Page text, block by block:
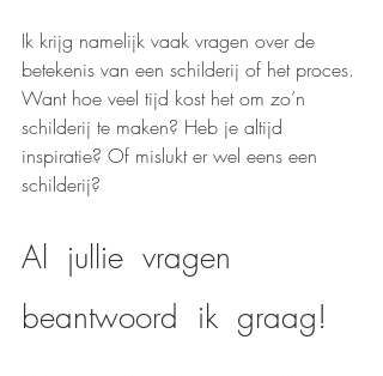
Ik krijg namelijk vaak vragen over de
betekenis van een schilderij of het proces.
Want hoe veel tijd kost het om zo’n
schilderij te maken? Heb je altijd
inspiratie? Of mislukt er wel eens een
schilderij?
Al  jullie  vragen
beantwoord  ik  graag!